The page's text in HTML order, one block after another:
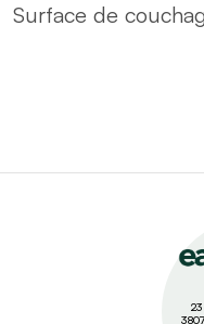
Surface de